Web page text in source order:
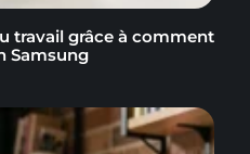
travail grâce à comment
Samsung